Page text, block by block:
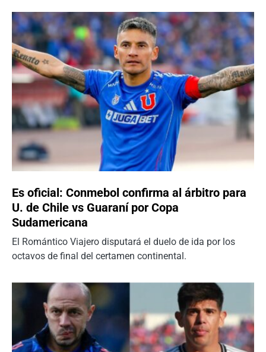
Es oficial: Conmebol confirma al árbitro para
U. de Chile vs Guaraní por Copa
Sudamericana
El Romántico Viajero disputará el duelo de ida por los
octavos de final del certamen continental.